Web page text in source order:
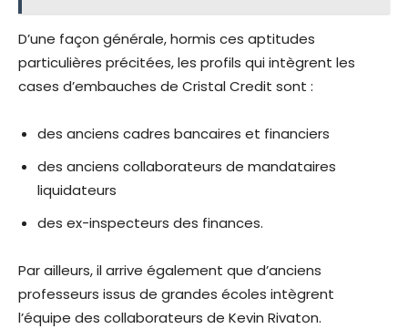
D’une façon générale, hormis ces aptitudes
particulières précitées, les profils qui intègrent les
cases d’embauches de Cristal Credit sont :
des anciens cadres bancaires et financiers
des anciens collaborateurs de mandataires
liquidateurs
des ex-inspecteurs des finances.
Par ailleurs, il arrive également que d’anciens
professeurs issus de grandes écoles intègrent
l’équipe des collaborateurs de Kevin Rivaton.